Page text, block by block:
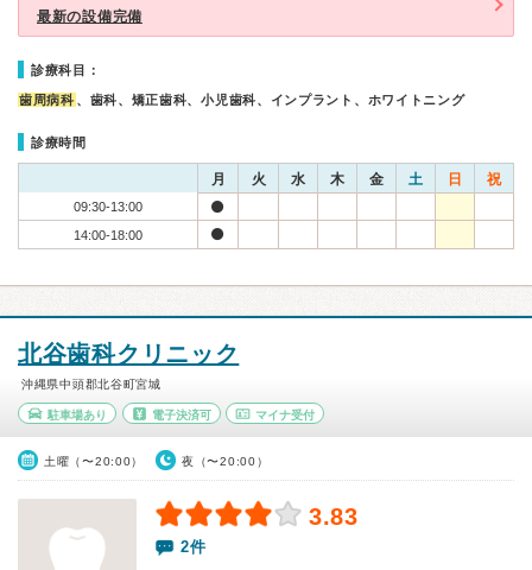
最新の設備完備
診療科目：
歯周病科 、歯科、矯正歯科、小児歯科、インプラント、ホワイトニング
診療時間
月 火 水 木 金 土 日 祝
09:30-13:00
14:00-18:00
北谷歯科クリニック
沖縄県中頭郡北谷町宮城
駐車場あり 電子決済可 マイナ受付
土曜（〜20:00） 夜（〜20:00）
3.83
2件